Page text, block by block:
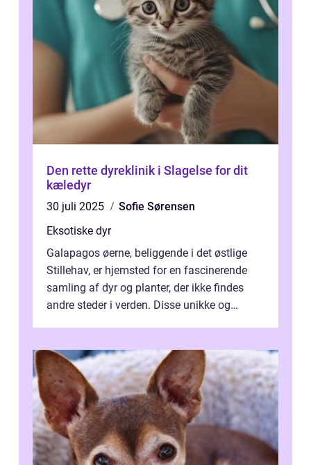
Den rette dyreklinik i Slagelse for dit
kæledyr
30 juli 2025
Sofie Sørensen
Eksotiske dyr
Galapagos øerne, beliggende i det østlige
Stillehav, er hjemsted for en fascinerende
samling af dyr og planter, der ikke findes
andre steder i verden. Disse unikke og